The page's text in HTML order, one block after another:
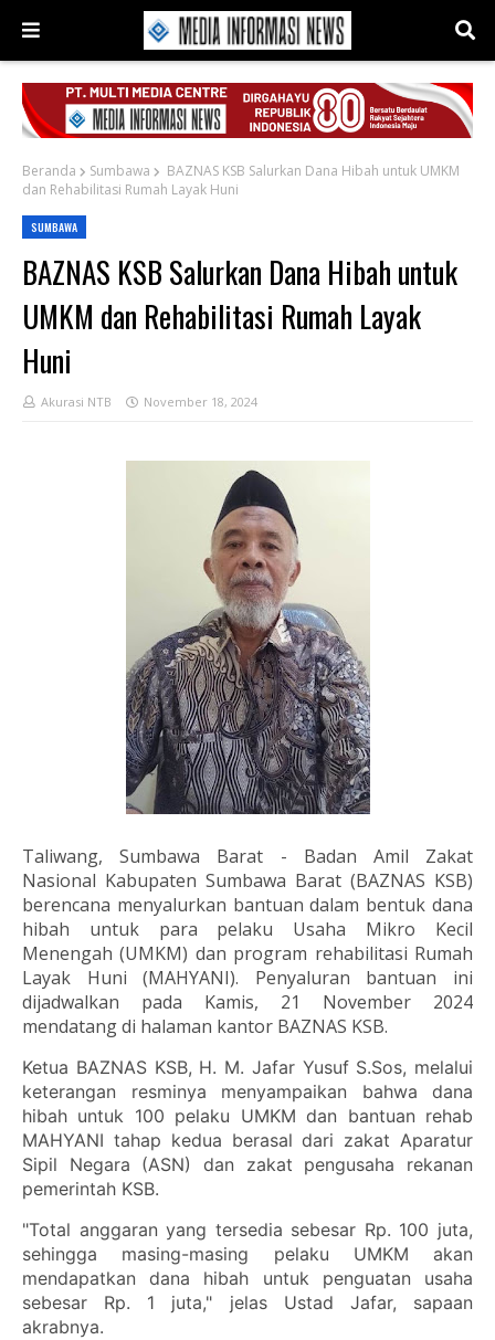
Beranda Sumbawa
BAZNAS KSB Salurkan Dana Hibah untuk UMKM
dan Rehabilitasi Rumah Layak Huni
SUMBAWA
BAZNAS KSB Salurkan Dana Hibah untuk
UMKM dan Rehabilitasi Rumah Layak
Huni
Akurasi NTB November 18, 2024
Taliwang, Sumbawa Barat - Badan Amil Zakat
Nasional Kabupaten Sumbawa Barat (BAZNAS KSB)
berencana menyalurkan bantuan dalam bentuk dana
hibah untuk para pelaku Usaha Mikro Kecil
Menengah (UMKM) dan program rehabilitasi Rumah
Layak Huni (MAHYANI). Penyaluran bantuan ini
dijadwalkan pada Kamis, 21 November 2024
mendatang di halaman kantor BAZNAS KSB.
Ketua BAZNAS KSB, H. M. Jafar Yusuf S.Sos, melalui
keterangan resminya menyampaikan bahwa dana
hibah untuk 100 pelaku UMKM dan bantuan rehab
MAHYANI tahap kedua berasal dari zakat Aparatur
Sipil Negara (ASN) dan zakat pengusaha rekanan
pemerintah KSB.
"Total anggaran yang tersedia sebesar Rp. 100 juta,
sehingga masing-masing pelaku UMKM akan
mendapatkan dana hibah untuk penguatan usaha
sebesar Rp. 1 juta," jelas Ustad Jafar, sapaan
akrabnya.